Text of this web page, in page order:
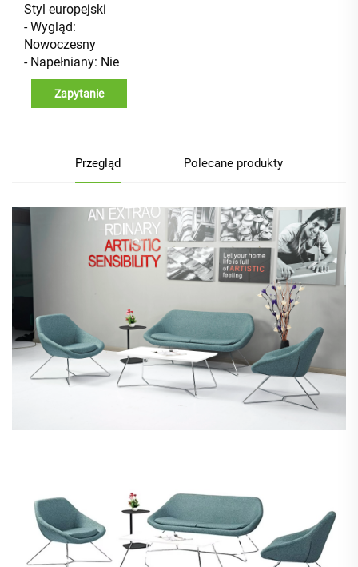
Styl europejski
- Wygląd:
Nowoczesny
- Napełniany: Nie
Zapytanie
Przegląd Polecane produkty